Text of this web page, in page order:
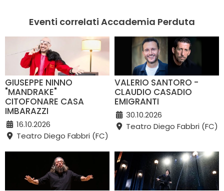
Eventi correlati Accademia Perduta
GIUSEPPE NINNO
"MANDRAKE"
CITOFONARE CASA
IMBARAZZI
16.10.2026
Teatro Diego Fabbri (FC)
VALERIO SANTORO -
CLAUDIO CASADIO
EMIGRANTI
30.10.2026
Teatro Diego Fabbri (FC)